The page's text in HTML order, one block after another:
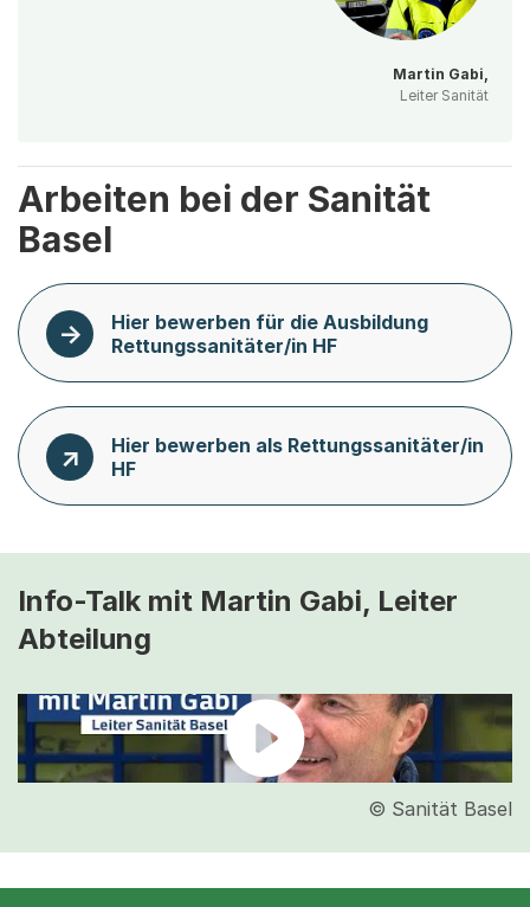
Martin Gabi,
Leiter Sanität
Arbeiten bei der Sanität
Basel
Hier bewerben für die Ausbildung
Rettungssanitäter/in HF
Hier bewerben als Rettungssanitäter/in
HF
Info-Talk mit Martin Gabi, Leiter
Abteilung
© Sanität Basel